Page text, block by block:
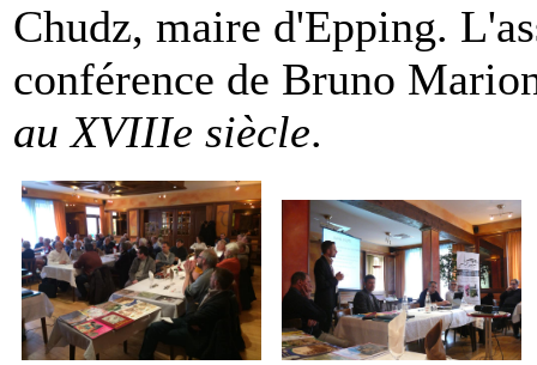
Chudz, maire d'Epping.
conférence de Bruno
au XVIIIe siècle.